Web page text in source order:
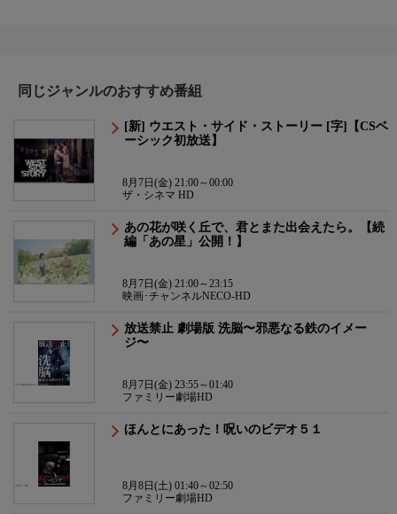
同じジャンルのおすすめ番組
[新] ウエスト・サイド・ストーリー [字]【CSベ
ーシック初放送】
8月7日(金) 21:00～00:00
ザ・シネマ HD
あの花が咲く丘で、君とまた出会えたら。【続
編「あの星」公開！】
8月7日(金) 21:00～23:15
映画･チャンネルNECO-HD
放送禁止 劇場版 洗脳〜邪悪なる鉄のイメー
ジ〜
8月7日(金) 23:55～01:40
ファミリー劇場HD
ほんとにあった！呪いのビデオ５１
8月8日(土) 01:40～02:50
ファミリー劇場HD